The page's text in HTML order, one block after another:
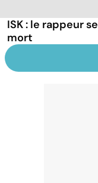
ISK : le rappeur
mort